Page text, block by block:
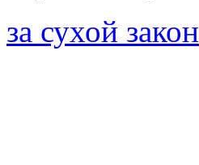
за сухой закон